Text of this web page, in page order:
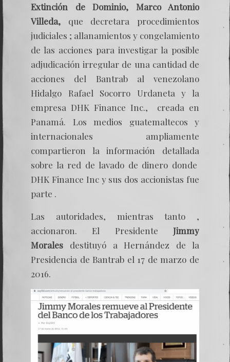
Extinción de Dominio, Marco Antonio
Villeda, que decretara procedimientos
judiciales ; allanamientos y congelamiento
de las acciones para investigar la posible
adjudicación irregular de una cantidad de
acciones del Bantrab al venezolano
Hidalgo Rafael Socorro Urdaneta y la
empresa DHK Finance Inc., creada en
Panamá. Los medios guatemaltecos y
internacionales ampliamente
compartieron la información detallada
sobre la red de lavado de dinero donde
DHK Finance Inc y sus dos accionistas fue
parte .
Las autoridades, mientras tanto ,
accionaron. El Presidente Jimmy
Morales
destituyó a Hernández de la
Presidencia de Bantrab el 17 de marzo de
2016.